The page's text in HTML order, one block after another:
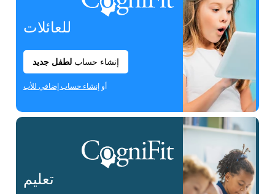
للعائلات
إنشاء حسابلطفل جديد
أوإنشاء حساب إضافي للأب
تعليم